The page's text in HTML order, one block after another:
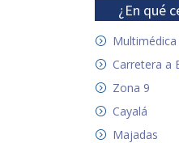
¿En qué
Multimédica
Carretera a
Zona 9
Cayalá
Majadas